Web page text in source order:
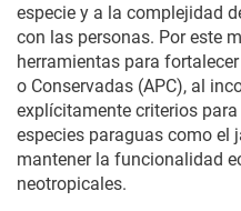
especie y a la complejidad
con las personas. Por este
herramientas para
o Conservadas (APC), al
explícitamente criterios
especies paraguas como el
mantener la funcionalidad
neotropicales.